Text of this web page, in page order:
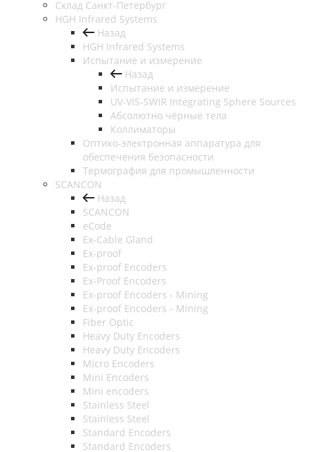
Cклад Санкт-Петербург
HGH Infrared Systems
Назад
HGH Infrared Systems
Испытание и измерение
Назад
Испытание и измерение
UV-VIS-SWIR Integrating Sphere Sources
Абсолютно чёрные тела
Коллиматоры
Оптико-электронная аппаратура для
обеспечения безопасности
Термография для промышленности
SCANCON
Назад
SCANCON
eCode
Ex-Cable Gland
Ex-proof
Ex-proof Encoders
Ex-Proof Encoders
Ex-proof Encoders - Mining
Ex-proof Encoders - Mining
Fiber Optic
Heavy Duty Encoders
Heavy Duty Encoders
Micro Encoders
Mini Encoders
Mini encoders
Stainless Steel
Stainless Steel
Standard Encoders
Standard Encoders